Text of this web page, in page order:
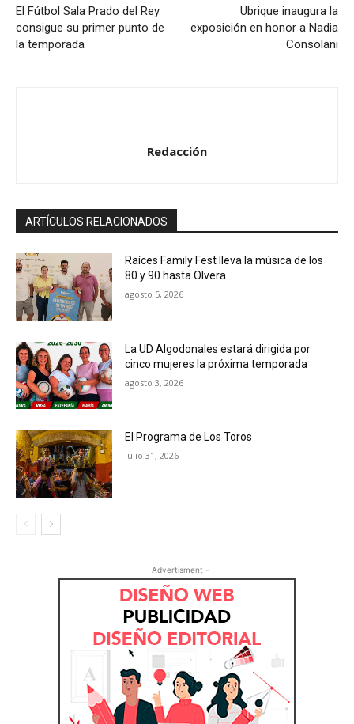
o
r
d
El Fútbol Sala Prado del Rey
consigue su primer punto de
la temporada
Ubrique inaugura la
exposición en honor a Nadia
Consolani
Redacción
ARTÍCULOS RELACIONADOS
Raíces Family Fest lleva la música de los
80 y 90 hasta Olvera
agosto 5, 2026
La UD Algodonales estará dirigida por
cinco mujeres la próxima temporada
agosto 3, 2026
El Programa de Los Toros
julio 31, 2026
- Advertisment -